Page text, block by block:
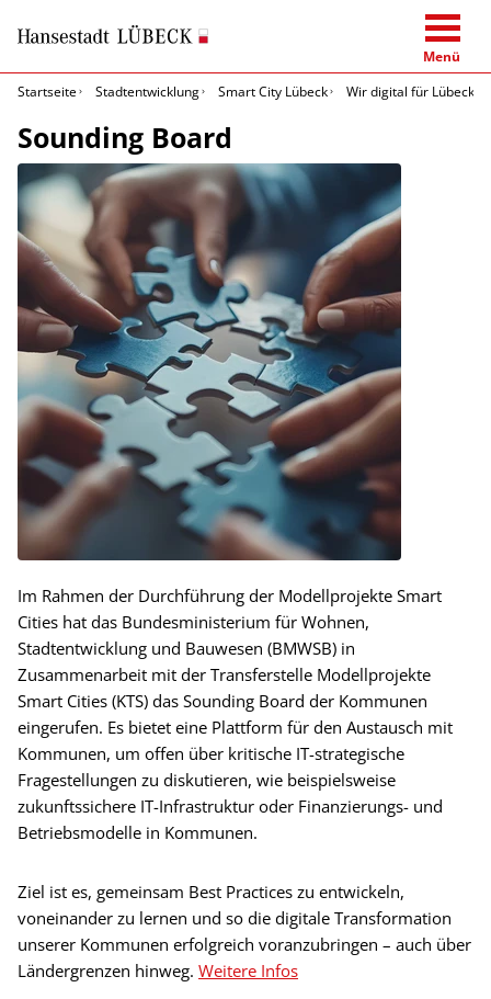
Menü
Startseite
Stadtentwicklung Smart City Lübeck Wir digital für Lübeck
Sounding Board
Im Rahmen der Durchführung der Modellprojekte Smart
Cities hat das Bundesministerium für Wohnen,
Stadtentwicklung und Bauwesen (BMWSB) in
Zusammenarbeit mit der Transferstelle Modellprojekte
Smart Cities (KTS) das Sounding Board der Kommunen
eingerufen. Es bietet eine Plattform für den Austausch mit
Kommunen, um offen über kritische IT-strategische
Fragestellungen zu diskutieren, wie beispielsweise
zukunftssichere IT-Infrastruktur oder Finanzierungs- und
Betriebsmodelle in Kommunen.
Ziel ist es, gemeinsam Best Practices zu entwickeln,
voneinander zu lernen und so die digitale Transformation
unserer Kommunen erfolgreich voranzubringen – auch über
Ländergrenzen hinweg. Weitere Infos